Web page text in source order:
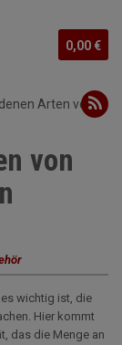
0,00 €
Arten von
von
wichtig ist, die
Hier kommt
das die Menge an